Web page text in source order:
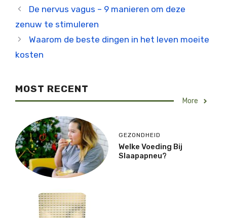
De nervus vagus – 9 manieren om deze
zenuw te stimuleren
Waarom de beste dingen in het leven moeite
kosten
MOST RECENT
More
GEZONDHEID
Welke Voeding Bij
Slaapapneu?